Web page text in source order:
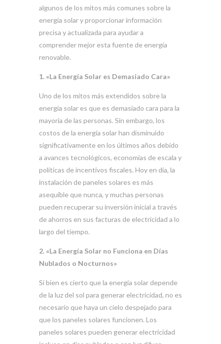
algunos de los mitos más comunes sobre la
energía solar y proporcionar información
precisa y actualizada para ayudar a
comprender mejor esta fuente de energía
renovable.
1. «La Energía Solar es Demasiado Cara»
Uno de los mitos más extendidos sobre la
energía solar es que es demasiado cara para la
mayoría de las personas. Sin embargo, los
costos de la energía solar han disminuido
significativamente en los últimos años debido
a avances tecnológicos, economías de escala y
políticas de incentivos fiscales. Hoy en día, la
instalación de paneles solares es más
asequible que nunca, y muchas personas
pueden recuperar su inversión inicial a través
de ahorros en sus facturas de electricidad a lo
largo del tiempo.
2. «La Energía Solar no Funciona en Días
Nublados o Nocturnos»
Si bien es cierto que la energía solar depende
de la luz del sol para generar electricidad, no es
necesario que haya un cielo despejado para
que los paneles solares funcionen. Los
paneles solares pueden generar electricidad